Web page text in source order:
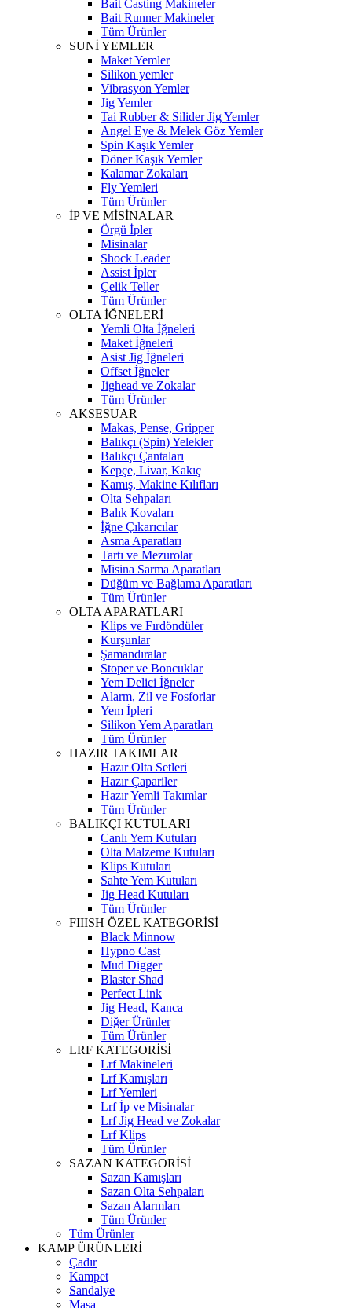
Bait Casting Makineler
Bait Runner Makineler
Tüm Ürünler
SUNİ YEMLER
Maket Yemler
Silikon yemler
Vibrasyon Yemler
Jig Yemler
Tai Rubber & Silider Jig Yemler
Angel Eye & Melek Göz Yemler
Spin Kaşık Yemler
Döner Kaşık Yemler
Kalamar Zokaları
Fly Yemleri
Tüm Ürünler
İP VE MİSİNALAR
Örgü İpler
Misinalar
Shock Leader
Assist İpler
Çelik Teller
Tüm Ürünler
OLTA İĞNELERİ
Yemli Olta İğneleri
Maket İğneleri
Asist Jig İğneleri
Offset İğneler
Jighead ve Zokalar
Tüm Ürünler
AKSESUAR
Makas, Pense, Gripper
Balıkçı (Spin) Yelekler
Balıkçı Çantaları
Kepçe, Livar, Kakıç
Kamış, Makine Kılıfları
Olta Sehpaları
Balık Kovaları
İğne Çıkarıcılar
Asma Aparatları
Tartı ve Mezurolar
Misina Sarma Aparatları
Düğüm ve Bağlama Aparatları
Tüm Ürünler
OLTA APARATLARI
Klips ve Fırdöndüler
Kurşunlar
Şamandıralar
Stoper ve Boncuklar
Yem Delici İğneler
Alarm, Zil ve Fosforlar
Yem İpleri
Silikon Yem Aparatları
Tüm Ürünler
HAZIR TAKIMLAR
Hazır Olta Setleri
Hazır Çapariler
Hazır Yemli Takımlar
Tüm Ürünler
BALIKÇI KUTULARI
Canlı Yem Kutuları
Olta Malzeme Kutuları
Klips Kutuları
Sahte Yem Kutuları
Jig Head Kutuları
Tüm Ürünler
FIIISH ÖZEL KATEGORİSİ
Black Minnow
Hypno Cast
Mud Digger
Blaster Shad
Perfect Link
Jig Head, Kanca
Diğer Ürünler
Tüm Ürünler
LRF KATEGORİSİ
Lrf Makineleri
Lrf Kamışları
Lrf Yemleri
Lrf İp ve Misinalar
Lrf Jig Head ve Zokalar
Lrf Klips
Tüm Ürünler
SAZAN KATEGORİSİ
Sazan Kamışları
Sazan Olta Sehpaları
Sazan Alarmları
Tüm Ürünler
Tüm Ürünler
KAMP ÜRÜNLERİ
Çadır
Kampet
Sandalye
Masa